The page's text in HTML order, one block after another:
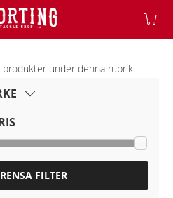
RENSA FILTER
produkter under denna rubrik.